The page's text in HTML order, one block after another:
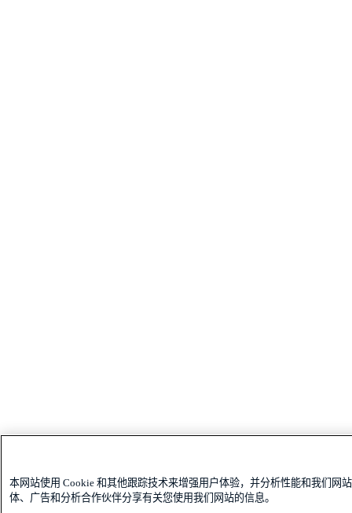
本网站使用 Cookie 和其他跟踪技术来增强用户体验，并分析性能和我们网
体、广告和分析合作伙伴分享有关您使用我们网站的信息。